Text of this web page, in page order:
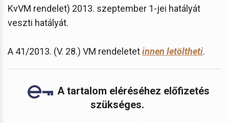
KvVM rendelet) 2013. szeptember 1-jei hatályát
veszti hatályát.
A 41/2013. (V. 28.) VM rendeletetinnen letöltheti.
A tartalom eléréséhez előfizetés
szükséges.